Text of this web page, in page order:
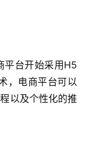
平台开始采用H5
，电商平台可以
以及个性化的推